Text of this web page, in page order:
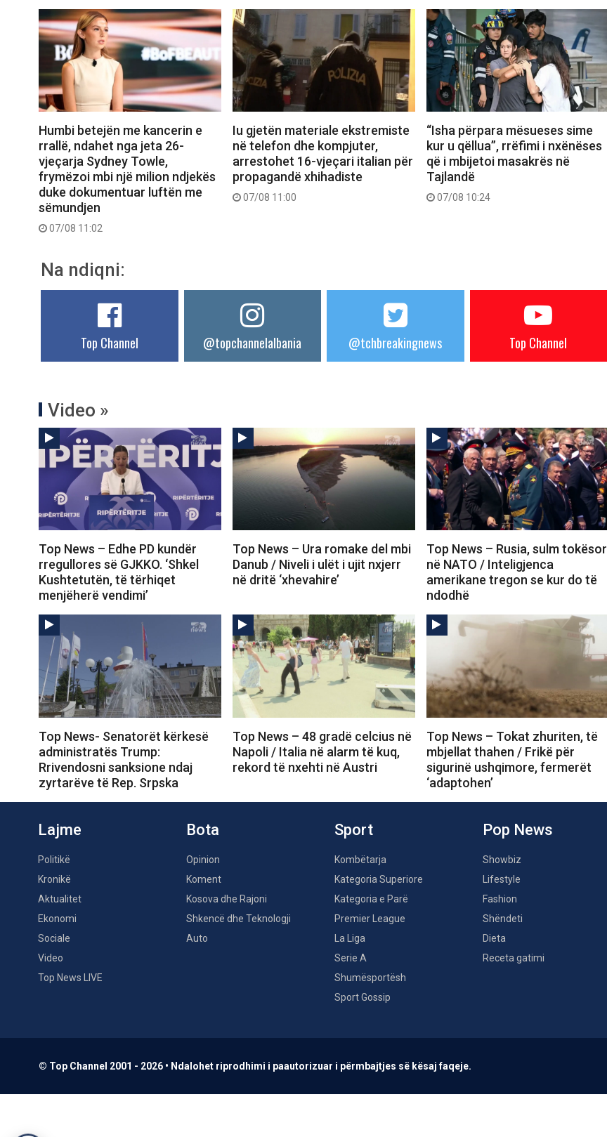
Humbi betejën me kancerin e
rrallë, ndahet nga jeta 26-
vjeçarja Sydney Towle,
frymëzoi mbi një milion ndjekës
duke dokumentuar luftën me
sëmundjen
07/08 11:02
Iu gjetën materiale ekstremiste
në telefon dhe kompjuter,
arrestohet 16-vjeçari italian për
propagandë xhihadiste
07/08 11:00
“Isha përpara mësueses sime
kur u qëllua”, rrëfimi i nxënëses
që i mbijetoi masakrës në
Tajlandë
07/08 10:24
Na ndiqni:
Top Channel @topchannelalbania @tchbreakingnews Top Channel
Video »
Top News – Edhe PD kundër
rregullores së GJKKO. ‘Shkel
Kushtetutën, të tërhiqet
menjëherë vendimi’
Top News – Ura romake del mbi
Danub / Niveli i ulët i ujit nxjerr
në dritë ‘xhevahire’
Top News – Rusia, sulm tokësor
në NATO / Inteligjenca
amerikane tregon se kur do të
ndodhë
Top News- Senatorët kërkesë
administratës Trump:
Rrivendosni sanksione ndaj
zyrtarëve të Rep. Srpska
Top News – 48 gradë celcius në
Napoli / Italia në alarm të kuq,
rekord të nxehti në Austri
Top News – Tokat zhuriten, të
mbjellat thahen / Frikë për
sigurinë ushqimore, fermerët
‘adaptohen’
Lajme
Politikë
Kronikë
Aktualitet
Ekonomi
Sociale
Video
Top News LIVE
Bota
Opinion
Koment
Kosova dhe Rajoni
Shkencë dhe Teknologji
Auto
Sport
Kombëtarja
Kategoria Superiore
Kategoria e Parë
Premier League
La Liga
Serie A
Shumësportësh
Sport Gossip
Pop News
Showbiz
Lifestyle
Fashion
Shëndeti
Dieta
Receta gatimi
© Top Channel 2001 - 2026 • Ndalohet riprodhimi i paautorizuar i përmbajtjes së kësaj faqeje.